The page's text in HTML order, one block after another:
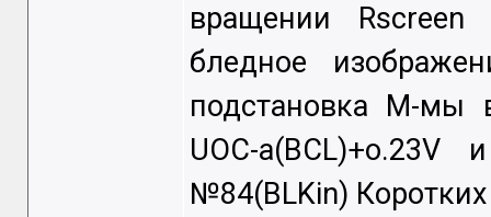
вращении
бледное
подстановка М-мы
UOC-
№84(BLKin)